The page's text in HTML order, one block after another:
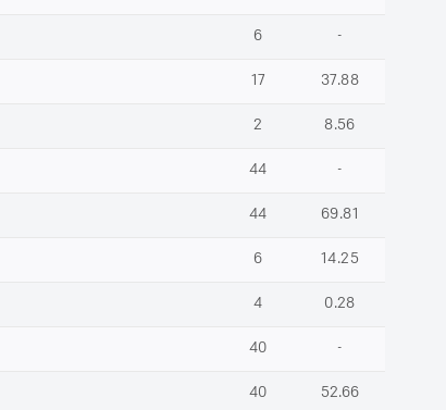
6 -
17 37.88
2 8.56
44 -
44 69.81
6 14.25
4 0.28
40 -
40 52.66